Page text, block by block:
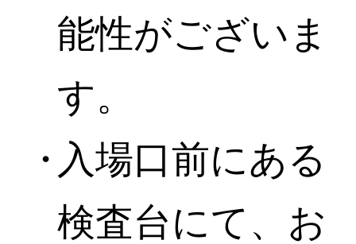
能性がございま
す。
入場口前にある
検査台にて、お